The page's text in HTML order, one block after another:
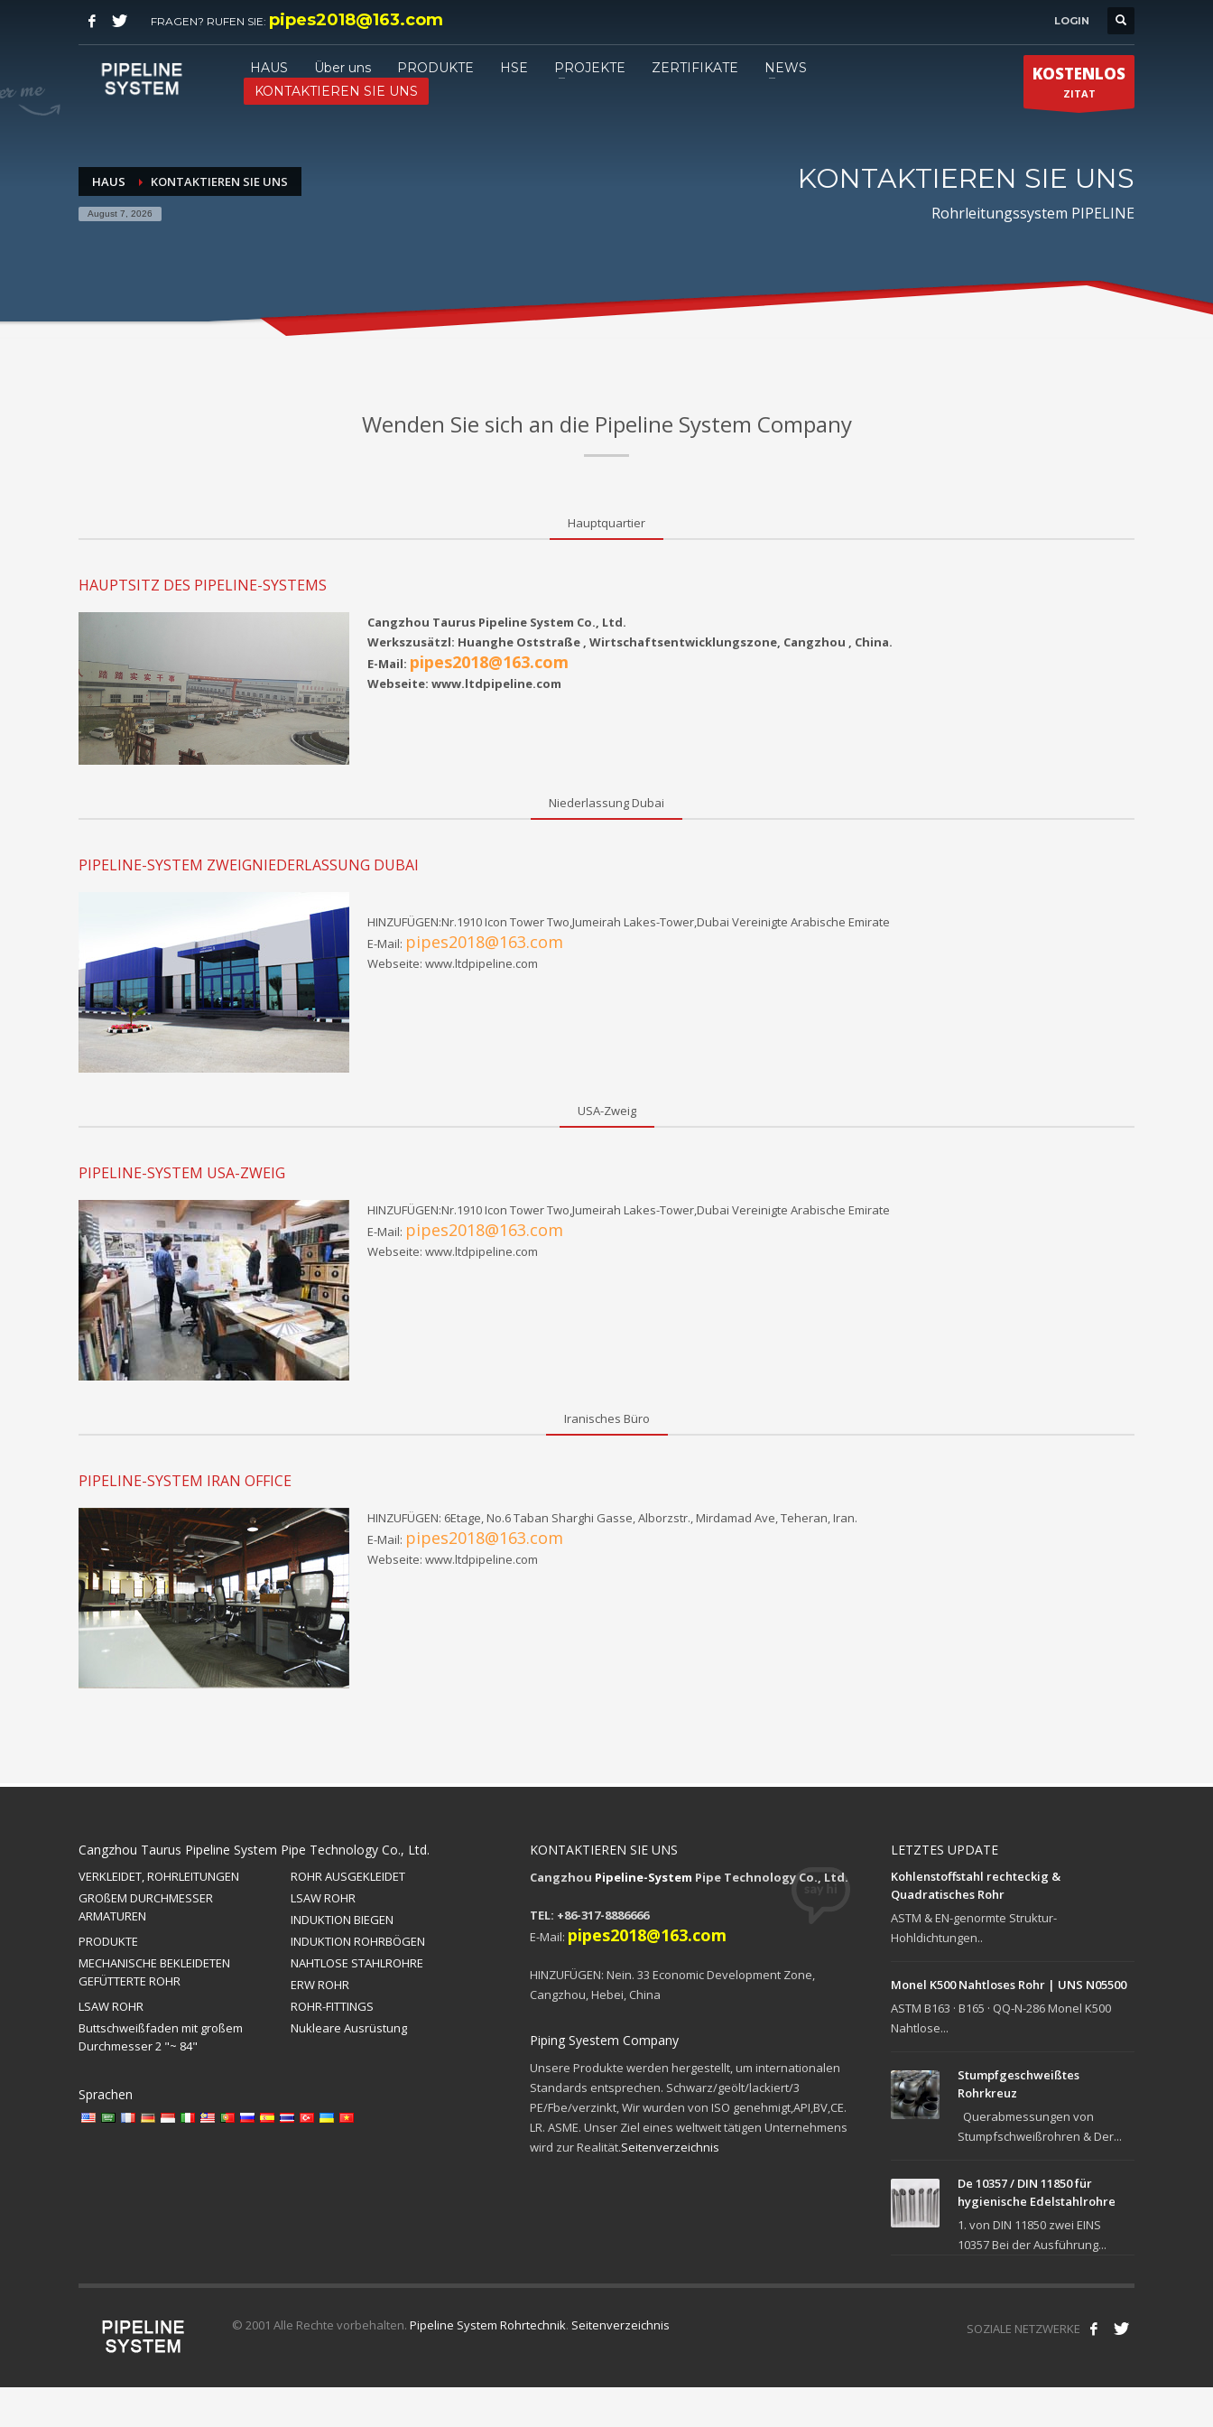
FRAGEN? RUFEN SIE: pipes2018@163.com LOGIN
HAUS Über uns PRODUKTE HSE PROJEKTE ZERTIFIKATE
NEWS
KONTAKTIEREN SIE UNS
KOSTENLOS
ZITAT
HAUS KONTAKTIEREN SIE UNS
August 7, 2026
KONTAKTIEREN SIE UNS
Rohrleitungssystem PIPELINE
Wenden Sie sich an die Pipeline System Company
Hauptquartier
HAUPTSITZ DES PIPELINE-SYSTEMS
Cangzhou Taurus Pipeline System Co., Ltd.
Werkszusätzl: Huanghe Oststraße , Wirtschaftsentwicklungszone, Cangzhou , China.
E-Mail: pipes2018@163.com
Webseite: www.ltdpipeline.com
Niederlassung Dubai
PIPELINE-SYSTEM ZWEIGNIEDERLASSUNG DUBAI
HINZUFÜGEN:Nr.1910 Icon Tower Two,Jumeirah Lakes-Tower,Dubai Vereinigte Arabische Emirate
E-Mail: pipes2018@163.com
Webseite: www.ltdpipeline.com
USA-Zweig
PIPELINE-SYSTEM USA-ZWEIG
HINZUFÜGEN:Nr.1910 Icon Tower Two,Jumeirah Lakes-Tower,Dubai Vereinigte Arabische Emirate
E-Mail: pipes2018@163.com
Webseite: www.ltdpipeline.com
Iranisches Büro
PIPELINE-SYSTEM IRAN OFFICE
HINZUFÜGEN: 6Etage, No.6 Taban Sharghi Gasse, Alborzstr., Mirdamad Ave, Teheran, Iran.
E-Mail: pipes2018@163.com
Webseite: www.ltdpipeline.com
Cangzhou Taurus Pipeline System Pipe Technology Co., Ltd.
VERKLEIDET, ROHRLEITUNGEN
ROHR AUSGEKLEIDET
GROßEM DURCHMESSER
ARMATUREN
LSAW ROHR
INDUKTION BIEGEN
PRODUKTE
INDUKTION ROHRBÖGEN
MECHANISCHE BEKLEIDETEN
GEFÜTTERTE ROHR
NAHTLOSE STAHLROHRE
ERW ROHR
LSAW ROHR
ROHR-FITTINGS
Buttschweißfaden mit großem
Durchmesser 2 "~ 84"
Nukleare Ausrüstung
Sprachen
KONTAKTIEREN SIE UNS
Cangzhou Pipeline-System Pipe Technology Co., Ltd.
TEL: +86-317-8886666
E-Mail: pipes2018@163.com
HINZUFÜGEN: Nein. 33 Economic Development Zone,
Cangzhou, Hebei, China
Piping Syestem Company
Unsere Produkte werden hergestellt, um internationalen
Standards entsprechen. Schwarz/geölt/lackiert/3
PE/Fbe/verzinkt, Wir wurden von ISO genehmigt,API,BV,CE.
LR. ASME. Unser Ziel eines weltweit tätigen Unternehmens
wird zur Realität.Seitenverzeichnis
LETZTES UPDATE
Kohlenstoffstahl rechteckig &
Quadratisches Rohr
ASTM & EN-genormte Struktur-
Hohldichtungen..
Monel K500 Nahtloses Rohr | UNS N05500
ASTM B163 · B165 · QQ-N-286 Monel K500
Nahtlose...
Stumpfgeschweißtes
Rohrkreuz
Querabmessungen von
Stumpfschweißrohren & Der...
De 10357 / DIN 11850 für
hygienische Edelstahlrohre
1. von DIN 11850 zwei EINS
10357 Bei der Ausführung...
SOZIALE NETZWERKE
© 2001 Alle Rechte vorbehalten. Pipeline System Rohrtechnik. Seitenverzeichnis